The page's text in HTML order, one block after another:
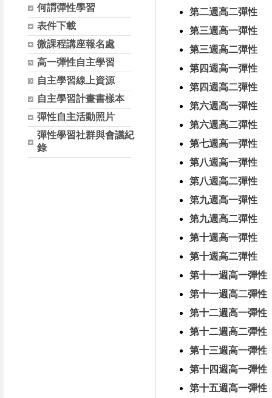
何謂彈性學習
表件下載
微課程講座報名處
高一彈性自主學習
自主學習線上資源
自主學習計畫書樣本
彈性自主活動照片
彈性學習社群與會議紀
錄
第二週高二彈性
第三週高一彈性
第三週高二彈性
第四週高一彈性
第四週高二彈性
第六週高一彈性
第六週高二彈性
第七週高一彈性
第八週高一彈性
第八週高二彈性
第九週高一彈性
第九週高二彈性
第十週高一彈性
第十週高二彈性
第十一週高一彈性
第十一週高二彈性
第十二週高一彈性
第十二週高二彈性
第十三週高一彈性
第十四週高一彈性
第十五週高一彈性